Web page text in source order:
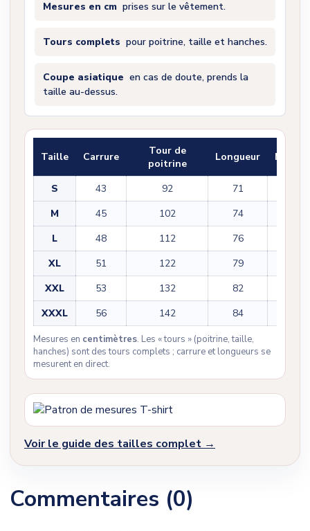
Mesures en cm prises sur le vêtement.
Tours complets pour poitrine, taille et hanches.
Coupe asiatique en cas de doute, prends la
taille au-dessus.
Taille Carrure
Tour de
poitrine
Longueur
S 43 92 71
M
45 102 74
L
48 112 76
XL
51 122 79
XXL
53 132 82
XXXL
56 142 84
Mesures en centimètres. Les « tours » (poitrine, taille,
hanches) sont des tours complets ; carrure et longueurs se
mesurent en direct.
Voir le guide des tailles complet →
Commentaires (0)